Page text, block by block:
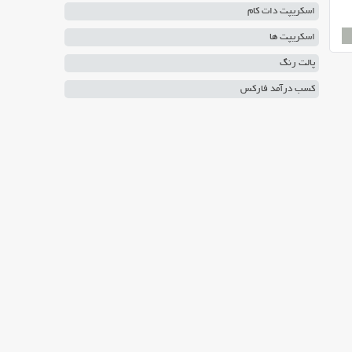
اسکریپت دات کام
اسکریپت ها
پالت رنگ
کسب درآمد فارکس